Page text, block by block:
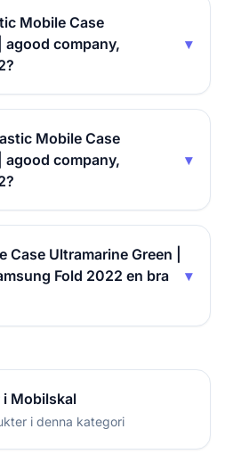
Mobile Case
agood company,
▾
Mobile Case
agood company,
▾
Ultramarine Green |
Fold 2022 en bra
▾
i Mobilskal
i denna kategori